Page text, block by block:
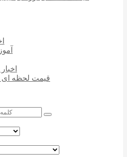
قیمت لحظه ای